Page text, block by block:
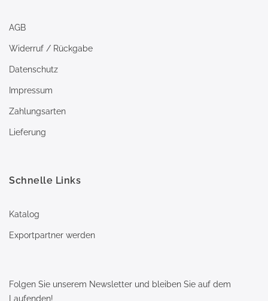
AGB
Widerruf / Rückgabe
Datenschutz
Impressum
Zahlungsarten
Lieferung
Schnelle Links
Katalog
Exportpartner werden
Folgen Sie unserem Newsletter und bleiben Sie auf dem
Laufenden!